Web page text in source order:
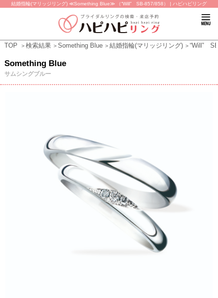
結婚指輪(マリッジリング) ≪Something Blue≫ （“Will” SB-857/858） | ハピハピリング
TOP 検索結果 Something Blue 結婚指輪(マリッジリング) “Will”
Something Blue
サムシングブルー